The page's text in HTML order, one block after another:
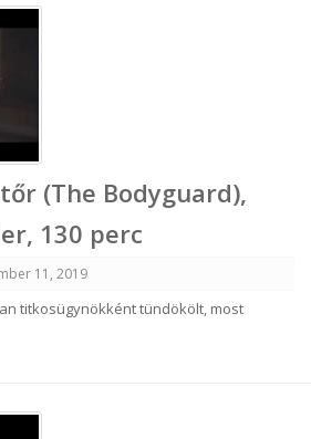
(The Bodyguard),
130 perc
11, 2019
titkosügynökként tündökölt, most